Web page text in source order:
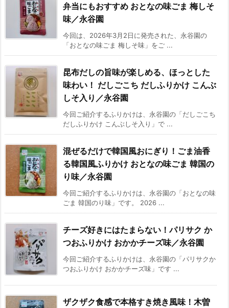
弁当にもおすすめ おとなの味ごま 梅しそ
味／永谷園
今回は、2026年3月2日に発売された、永谷園の
「おとなの味ごま 梅しそ味」をご ...
昆布だしの旨味が楽しめる、ほっとした
味わい！ だしごこち だしふりかけ こんぶ
しそ入り／永谷園
今回ご紹介するふりかけは、永谷園の「だしごこち
だしふりかけ こんぶしそ入り」で ...
混ぜるだけで韓国風おにぎり！ごま油香
る韓国風ふりかけ おとなの味ごま 韓国の
り味／永谷園
今回ご紹介するふりかけは、永谷園の「おとなの味
ごま 韓国のり味」です。 2026 ...
チーズ好きにはたまらない！パリサク か
つおふりかけ おかかチーズ味／永谷園
今回ご紹介するふりかけは、永谷園の「パリサクか
つおふりかけ おかかチーズ味」です ...
ザクザク食感で本格すき焼き風味！木曽